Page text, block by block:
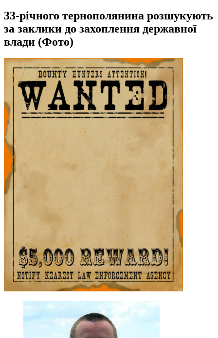
33-річного тернополянина розшукують
за заклики до захоплення державної
влади (Фото)